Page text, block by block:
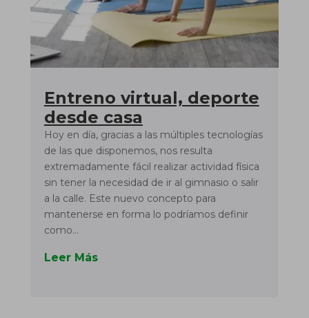
Entreno virtual, deporte
desde casa
Hoy en día, gracias a las múltiples tecnologías
de las que disponemos, nos resulta
extremadamente fácil realizar actividad física
sin tener la necesidad de ir al gimnasio o salir
a la calle. Este nuevo concepto para
mantenerse en forma lo podríamos definir
como...
Leer Más